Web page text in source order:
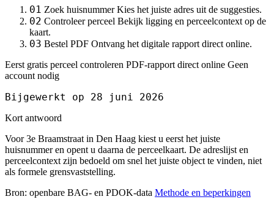
01 Zoek huisnummer Kies het juiste adres uit de suggesties.
02 Controleer perceel Bekijk ligging en perceelcontext op de
kaart.
03 Bestel PDF Ontvang het digitale rapport direct online.
Eerst gratis perceel controleren PDF-rapport direct online Geen
account nodig
Bijgewerkt op 28 juni 2026
Kort antwoord
Voor 3e Braamstraat in Den Haag kiest u eerst het juiste
huisnummer en opent u daarna de perceelkaart. De adreslijst en
perceelcontext zijn bedoeld om snel het juiste object te vinden, niet
als formele grensvaststelling.
Bron: openbare BAG- en PDOK-data Methode en beperkingen